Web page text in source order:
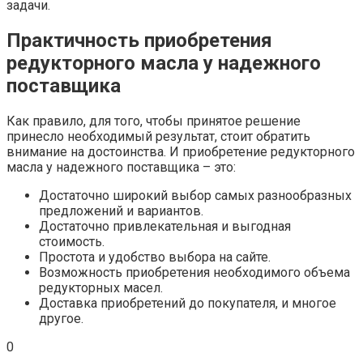
задачи.
Практичность приобретения
редукторного масла у надежного
поставщика
Как правило, для того, чтобы принятое решение
принесло необходимый результат, стоит обратить
внимание на достоинства. И приобретение редукторного
масла у надежного поставщика – это:
Достаточно широкий выбор самых разнообразных
предложений и вариантов.
Достаточно привлекательная и выгодная
стоимость.
Простота и удобство выбора на сайте.
Возможность приобретения необходимого объема
редукторных масел.
Доставка приобретений до покупателя, и многое
другое.
0